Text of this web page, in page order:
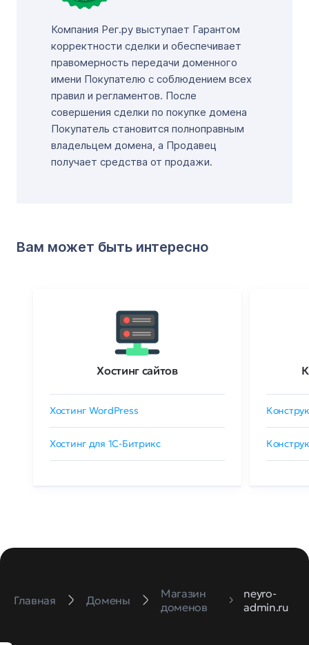
Компания Рег.ру выступает Гарантом
корректности сделки и обеспечивает
правомерность передачи доменного
имени Покупателю с соблюдением всех
правил и регламентов. После
совершения сделки по покупке домена
Покупатель становится полноправным
владельцем домена, а Продавец
получает средства от продажи.
Вам может быть интересно
Хостинг сайтов
Хостинг WordPress
Хостинг для 1C-Битрикс
Главная Домены
Магазин
доменов
neyro-
admin.ru